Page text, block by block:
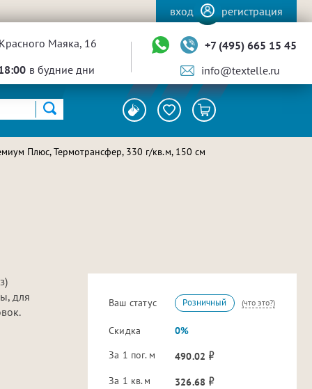
вход регистрация
Маяка, 16
в будние дни
+7 (495) 665 15 45
info@textelle.ru
Плюс, Термотрансфер, 330 г/кв.м, 150 см
для
Ваш статус Розничный (что это?)
Скидка
0%
За 1 пог. м
490.02
За 1 кв.м
326.68